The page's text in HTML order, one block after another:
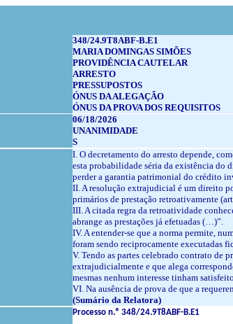
348/24.9T8ABF-B.E1
MARIA DOMINGAS SIMÕES
PROVIDÊNCIA CAUTELAR
ARRESTO
PRESSUPOSTOS
ÓNUS DA ALEGAÇÃO
ÓNUS DA PROVA DOS REQUISITOS
06/18/2026
UNANIMIDADE
S
I. O decretamento do arresto depende,
esta probabilidade séria da existência do
perder a garantia patrimonial do crédito
II. A resolução extrajudicial é um direito
primários de prestação retroativamente
III. A citada regra da retroatividade
abrange as prestações já efetuadas (…)”.
IV. A entender-se que a norma permite,
foram sendo reciprocamente executadas
V. Tendo as partes celebrado contrato de
extrajudicialmente e que alega
mesmas nenhum interesse tinham
VI. Na ausência de prova de que a
(Sumário da Relatora)
Processo n.º 348/24.9T8ABF-B.E1